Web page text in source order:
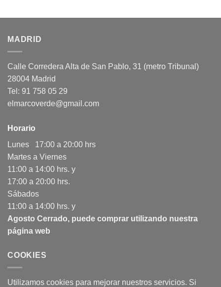
MADRID
Calle Corredera Alta de San Pablo, 31 (metro Tribunal)
28004 Madrid
Tel: 91 758 05 29
elmarcoverde@gmail.com
Horario
Lunes 17:00 a 20:00 hrs
Martes a Viernes
11:00 a 14:00 hrs. y
17:00 a 20:00 hrs.
Sábados
11:00 a 14:00 hrs. y
Agosto Cerrado, puede comprar utilizando nuestra
página web
COOKIES
Utilizamos cookies para mejorar nuestros servicios. Si